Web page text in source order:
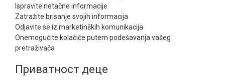
Ispravite netačne informacije
Zatražite brisanje svojih informacija
Odjavite se iz marketinških komunikacija
Onemogućite kolačiće putem podešavanja vašeg
pretraživača
Приватност деце